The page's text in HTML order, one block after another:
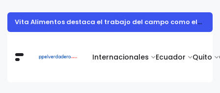
Internacionales Ecuador Quito
Vita Alimentos destaca el trabajo del campo como el primer paso hacia productos de excelencia.